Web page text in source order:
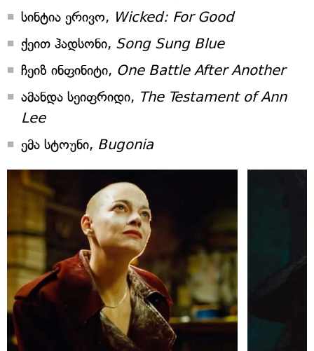
სინტია ერივო, Wicked: For Good
ქეით ჰადსონი, Song Sung Blue
ჩეიზ ინფინიტი, One Battle After Another
ამანდა სეიფრიდი, The Testament of Ann
Lee
ემა სტოუნი, Bugonia